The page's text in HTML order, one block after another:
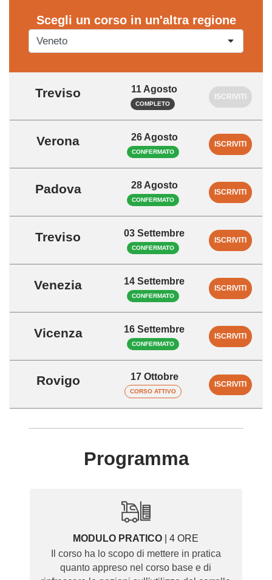
Scegli un corso in un'altra regione
Treviso 11 Agosto
COMPLETO
ISCRIVITI
Verona 26 Agosto
CONFERMATO
ISCRIVITI
Padova 28 Agosto
CONFERMATO
ISCRIVITI
Treviso 03 Settembre
CONFERMATO
ISCRIVITI
Venezia 14 Settembre
CONFERMATO
ISCRIVITI
Vicenza 16 Settembre
CONFERMATO
ISCRIVITI
Rovigo 17 Ottobre
CORSO ATTIVO
ISCRIVITI
Programma
MODULO PRATICO | 4 ORE
Il corso ha lo scopo di mettere in pratica
quanto appreso nel corso base e di